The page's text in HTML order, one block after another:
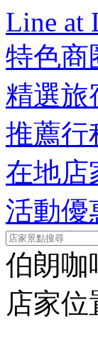
Line at
特色商
精選旅
推薦行
在地店
活動優
伯朗咖
店家位